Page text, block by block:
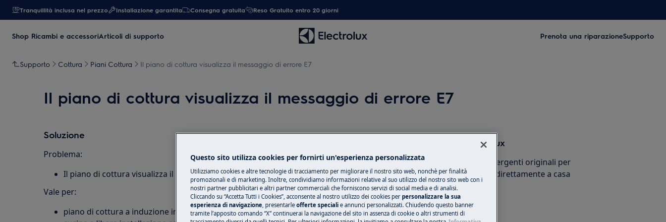
Tranquillità inclusa nel prezzo Installazione garantita Consegna gratuita Reso Gratuito entro 20 giorni
Shop Ricambi e accessoriArticoli di supporto Prenota una riparazioneSupporto
Supporto Cottura Piani Cottura Il piano di cottura visualizza il messaggio di errore E7
Il piano di cottura visualizza il messaggio di errore E7
Soluzione
Problema:
Il piano di cottura visualizza il messaggio di errore E7
Vale per:
piano di cottura a induzione integrato
Ricambi e accessori Electrolux
Compra ricambi, accessori e detergenti originali per
il tuo elettrodomestico e ricevili direttamente a casa
tua.
Shop online
Questo sito utilizza cookies per fornirti un'esperienza personalizzata
Utilizziamo cookies e altre tecnologie di tracciamento per migliorare il nostro sito web, nonchè per finalità
promozionali e di marketing. Inoltre, condividiamo informazioni relative al suo utilizzo del nostro sito web con i
nostri partner pubblicitari e altri partner commerciali che forniscono servizi di social media e di analisi.
Cliccando su “Accetta Tutti i Cookies”, acconsente al nostro utilizzo dei cookies per personalizzare la sua
esperienza di navigazione , presentarle offerte speciali e annunci personalizzati. Chiudendo questo banner
tramite l’apposito comando “X” continuerai la navigazione del sito in assenza di cookie o altri strumenti di